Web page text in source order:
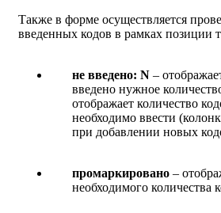
Также в форме осуществляется
введенных кодов в рамках позиции
не введено: N –
введено нужное
отображает количество
необходимо ввести
при добавлении новых
промаркировано –
необходимого количества